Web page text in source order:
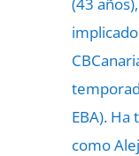
EBA).
como